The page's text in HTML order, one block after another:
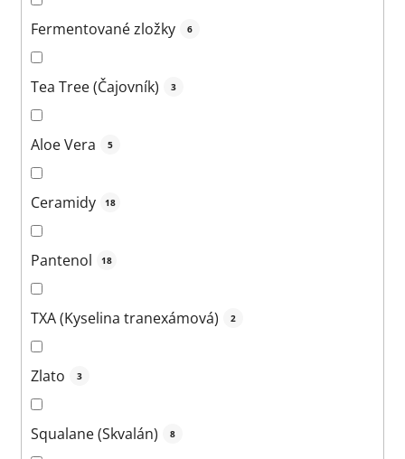
Fermentované zložky 6
Tea Tree (Čajovník) 3
Aloe Vera 5
Ceramidy 18
Pantenol 18
TXA (Kyselina tranexámová) 2
Zlato 3
Squalane (Skvalán) 8